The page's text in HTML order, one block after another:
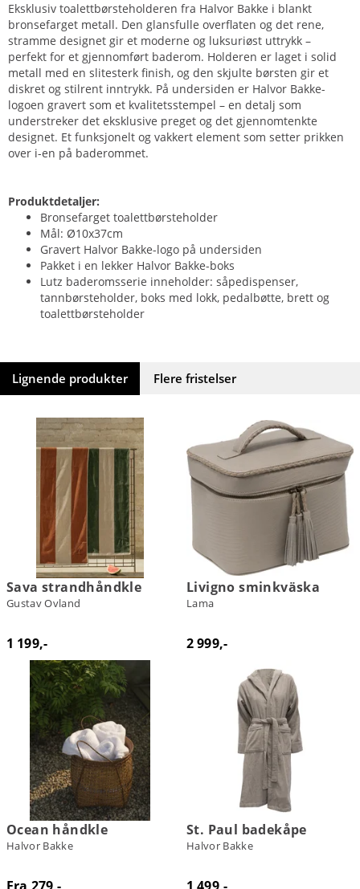
Eksklusiv toalettbørsteholderen fra Halvor Bakke i blankt
bronsefarget metall. Den glansfulle overflaten og det rene,
stramme designet gir et moderne og luksuriøst uttrykk –
perfekt for et gjennomført baderom. Holderen er laget i solid
metall med en slitesterk finish, og den skjulte børsten gir et
diskret og stilrent inntrykk. På undersiden er Halvor Bakke-
logoen gravert som et kvalitetsstempel – en detalj som
understreker det eksklusive preget og det gjennomtenkte
designet. Et funksjonelt og vakkert element som setter prikken
over i-en på baderommet.
Produktdetaljer:
Bronsefarget toalettbørsteholder
Mål: Ø10x37cm
Gravert Halvor Bakke-logo på undersiden
Pakket i en lekker Halvor Bakke-boks
Lutz baderomsserie inneholder: såpedispenser,
tannbørsteholder, boks med lokk, pedalbøtte, brett og
toalettbørsteholder
Lignende produkter Flere fristelser
Sava strandhåndkle
Gustav Ovland
1 199,-
Livigno sminkväska
Lama
2 999,-
Ocean håndkle
Halvor Bakke
St. Paul badekåpe
Halvor Bakke